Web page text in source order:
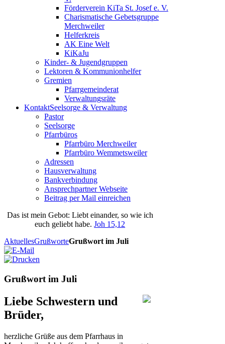
Förderverein KiTa St. Josef e. V.
Charismatische Gebetsgruppe
Merchweiler
Helferkreis
AK Eine Welt
KiKaJu
Kinder- & Jugendgruppen
Lektoren & Kommunionhelfer
Gremien
Pfarrgemeinderat
Verwaltungsräte
KontaktSeelsorge & Verwaltung
Pastor
Seelsorge
Pfarrbüros
Pfarrbüro Merchweiler
Pfarrbüro Wemmetsweiler
Adressen
Hausverwaltung
Bankverbindung
Ansprechpartner Webseite
Beitrag per Mail einreichen
Das ist mein Gebot: Liebt einander, so wie ich
euch geliebt habe.Joh 15,12
AktuellesGrußworteGrußwort im Juli
Grußwort im Juli
Liebe Schwestern und
Brüder,
herzliche Grüße aus dem Pfarrhaus in